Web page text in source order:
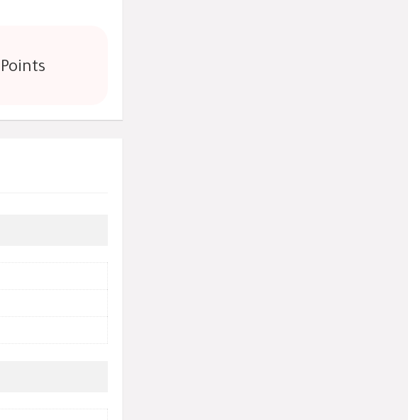
Points